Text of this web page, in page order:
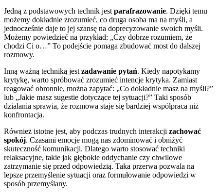
Jedną z podstawowych technik jest parafrazowanie. Dzięki temu
możemy dokładnie zrozumieć, co druga osoba ma na myśli, a
jednocześnie daje to jej szansę na doprecyzowanie swoich myśli.
Możemy powiedzieć na przykład: „Czy dobrze rozumiem, że
chodzi Ci o…” To podejście pomaga zbudować most do dalszej
rozmowy.
Inną ważną techniką jest zadawanie pytań. Kiedy napotykamy
krytykę, warto spróbować zrozumieć intencje krytyka. Zamiast
reagować obronnie, można zapytać: „Co dokładnie masz na myśli?”
lub „Jakie masz sugestie dotyczące tej sytuacji?” Taki sposób
działania sprawia, że rozmowa staje się bardziej współpraca niż
konfrontacja.
Również istotne jest, aby podczas trudnych interakcji zachować
spokój. Czasami emocje mogą nas zdominować i obniżyć
skuteczność komunikacji. Dlatego warto stosować techniki
relaksacyjne, takie jak głębokie oddychanie czy chwilowe
zatrzymanie się przed odpowiedzią. Taka przerwa pozwala na
lepsze przemyślenie sytuacji oraz formułowanie odpowiedzi w
sposób przemyślany.